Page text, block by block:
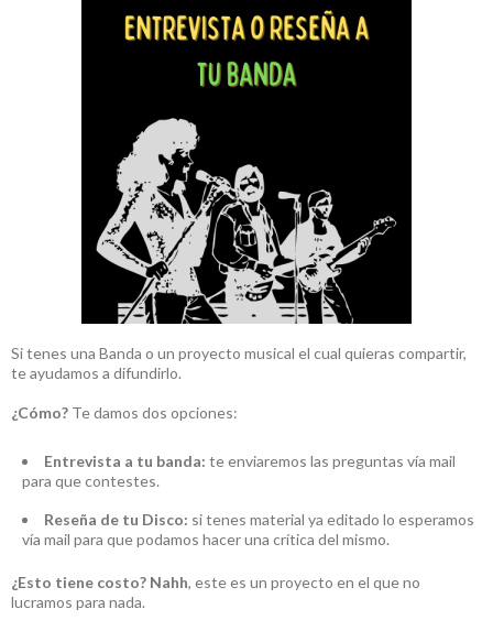
Si tenes una Banda o un proyecto musical el cual quieras compartir,
te ayudamos a difundirlo.
¿Cómo? Te damos dos opciones:
Entrevista a tu banda: te enviaremos las preguntas vía mail
para que contestes.
Reseña de tu Disco: si tenes material ya editado lo esperamos
vía mail para que podamos hacer una crítica del mismo.
¿Esto tiene costo? Nahh, este es un proyecto en el que no
lucramos para nada.